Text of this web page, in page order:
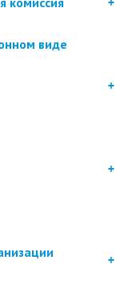
виде